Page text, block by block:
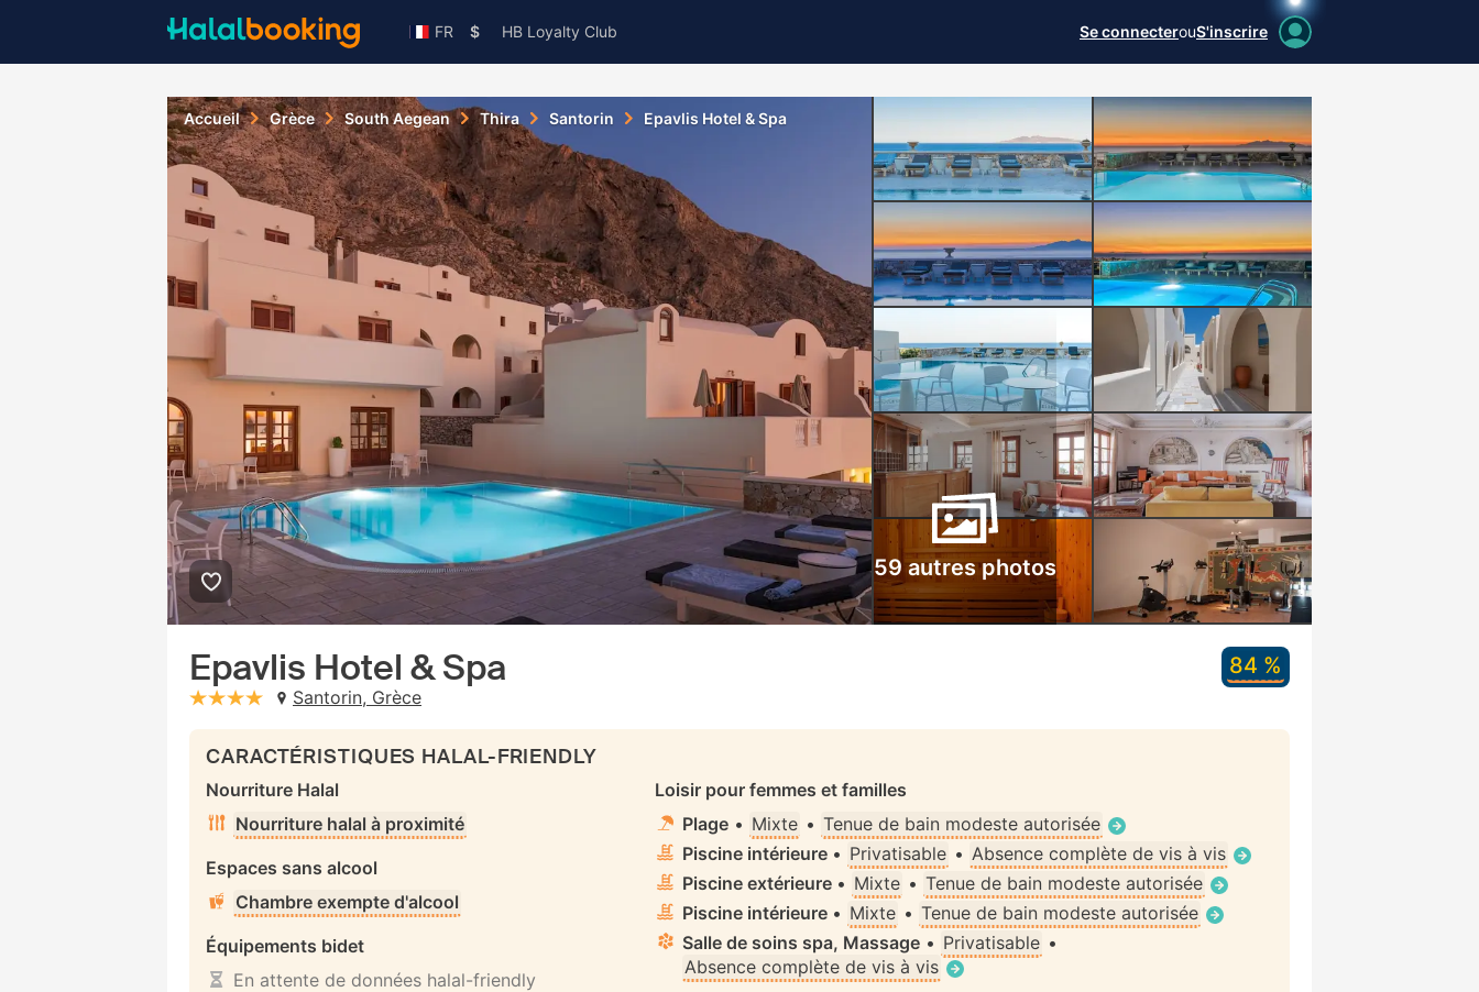
FR $ HB Loyalty Club Se connecterouS'inscrire
Accueil Grèce South Aegean Thira Santorin Epavlis Hotel & Spa
59 autres photos
Epavlis Hotel & Spa
stars: 4Santorin, Grèce
84 %
CARACTÉRISTIQUES HALAL-FRIENDLY
Nourriture Halal
Nourriture halal à proximité
Espaces sans alcool
Chambre exempte d'alcool
Équipements bidet
En attente de données halal-friendly
Loisir pour femmes et familles
Plage • Mixte • Tenue de bain modeste autorisée
Piscine intérieure • Privatisable • Absence complète de vis à vis
Piscine extérieure • Mixte • Tenue de bain modeste autorisée
Piscine intérieure • Mixte • Tenue de bain modeste autorisée
Salle de soins spa, Massage • Privatisable •
Absence complète de vis à vis